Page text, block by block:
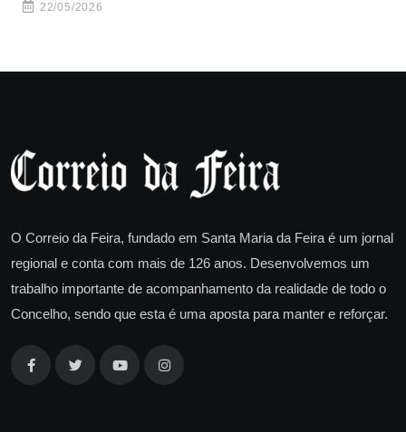
22/05/2026
O Correio da Feira, fundado em Santa Maria da Feira é um jornal
regional e conta com mais de 126 anos. Desenvolvemos um
trabalho importante de acompanhamento da realidade de todo o
Concelho, sendo que esta é uma aposta para manter e reforçar.